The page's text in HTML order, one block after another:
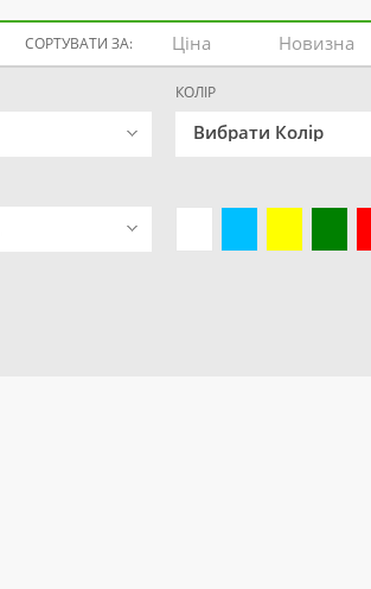
СОРТУВАТИ ЗА: Ціна Новизна
КОЛІР
Вибрати Колір